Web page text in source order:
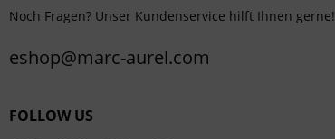
Noch Fragen? Unser Kundenservice hilft Ihnen gerne!
eshop@marc-aurel.com
FOLLOW US